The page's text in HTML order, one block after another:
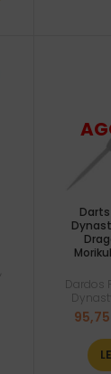
Dardos
95,75